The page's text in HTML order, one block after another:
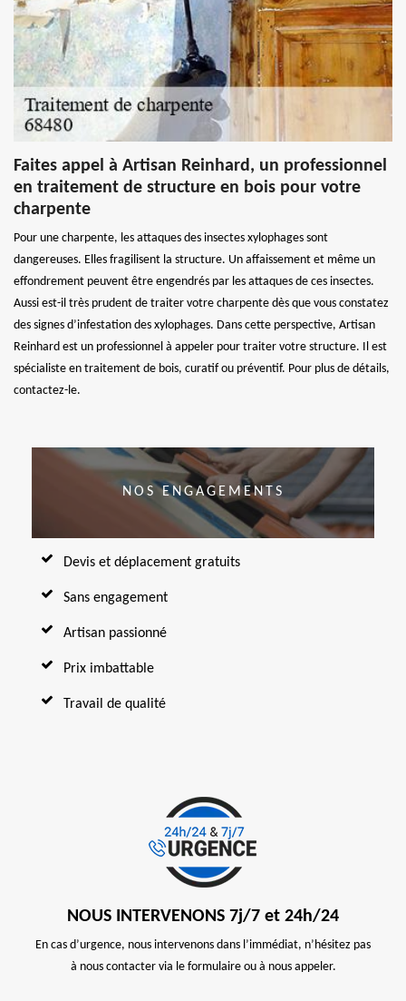
Faites appel à Artisan Reinhard, un professionnel
en traitement de structure en bois pour votre
charpente
Pour une charpente, les attaques des insectes xylophages sont
dangereuses. Elles fragilisent la structure. Un affaissement et même un
effondrement peuvent être engendrés par les attaques de ces insectes.
Aussi est-il très prudent de traiter votre charpente dès que vous constatez
des signes d’infestation des xylophages. Dans cette perspective, Artisan
Reinhard est un professionnel à appeler pour traiter votre structure. Il est
spécialiste en traitement de bois, curatif ou préventif. Pour plus de détails,
contactez-le.
NOS ENGAGEMENTS
Devis et déplacement gratuits
Sans engagement
Artisan passionné
Prix imbattable
Travail de qualité
NOUS INTERVENONS 7j/7 et 24h/24
En cas d’urgence, nous intervenons dans l’immédiat, n’hésitez pas
à nous contacter via le formulaire ou à nous appeler.